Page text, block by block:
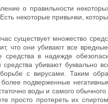
о правильности
некоторые привычки,
существует множество
что они убивают все
в надежде
убивают буквально
с вирусами. Таким
подверженные
воды и самого
просто протереть их